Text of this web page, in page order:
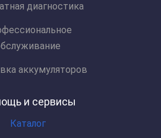
диагностика
аккумуляторов
и сервисы
Каталог